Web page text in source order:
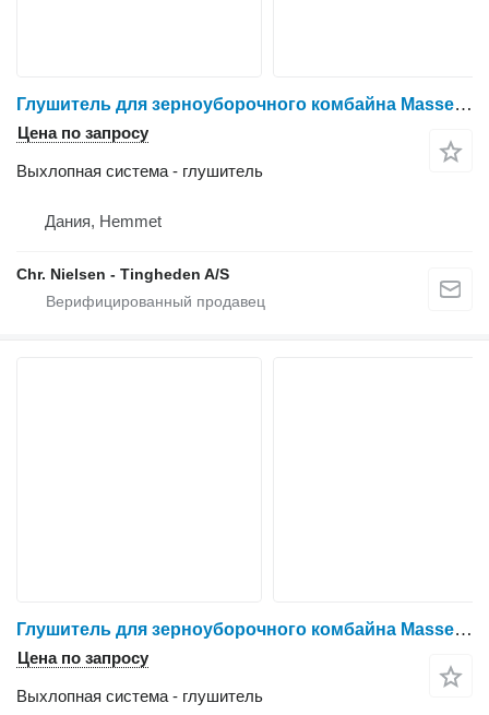
Глушитель для зерноуборочного комбайна Massey Ferguson 31
Цена по запросу
Выхлопная система - глушитель
Дания, Hemmet
Chr. Nielsen - Tingheden A/S
Глушитель для зерноуборочного комбайна Massey Ferguson 38
Цена по запросу
Выхлопная система - глушитель